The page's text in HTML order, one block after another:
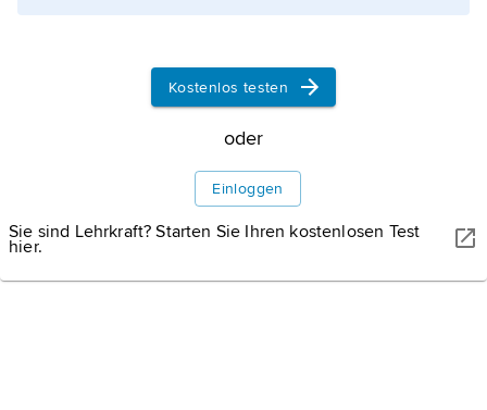
Defibrillation
wieder einen Sinusrhythmus zu
Kostenlos testen
oder
Einloggen
Sie sind Lehrkraft? Starten Sie Ihren kostenlosen Test
hier.